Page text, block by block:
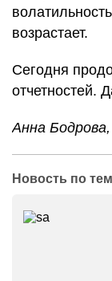
возрастает.
Сегодня
отчетностей.
Анна
Новость по